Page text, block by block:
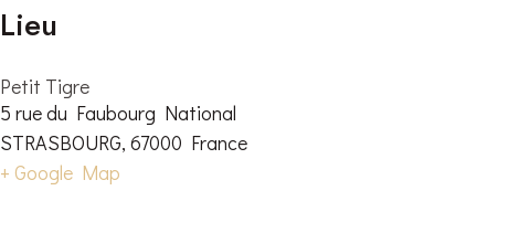
Lieu
Petit Tigre
5 rue du Faubourg National
STRASBOURG, 67000 France
+ Google Map